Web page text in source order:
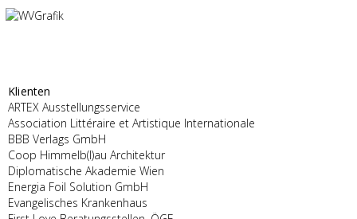
Klienten
ARTEX Ausstellungsservice
Association Littéraire et Artistique Internationale
BBB Verlags GmbH
Coop Himmelb(l)au Architektur
Diplomatische Akademie Wien
Energia Foil Solution GmbH
Evangelisches Krankenhaus